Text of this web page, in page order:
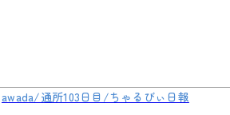
awada/通所103日目/ちゃるびぃ日報